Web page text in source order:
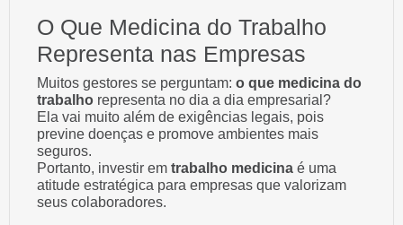
O Que Medicina do Trabalho
Representa nas Empresas
Muitos gestores se perguntam: o que medicina do
trabalho representa no dia a dia empresarial?
Ela vai muito além de exigências legais, pois
previne doenças e promove ambientes mais
seguros.
Portanto, investir em trabalho medicina é uma
atitude estratégica para empresas que valorizam
seus colaboradores.